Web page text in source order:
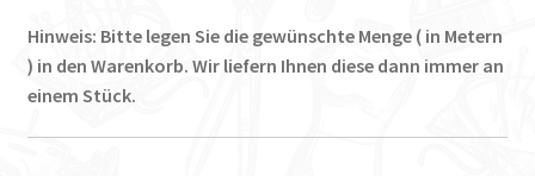
Hinweis: Bitte legen Sie die gewünschte Menge ( in Metern
) in den Warenkorb. Wir liefern Ihnen diese dann immer an
einem Stück.